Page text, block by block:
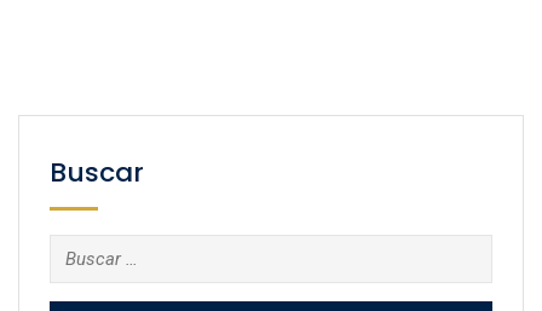
Buscar
Buscar: